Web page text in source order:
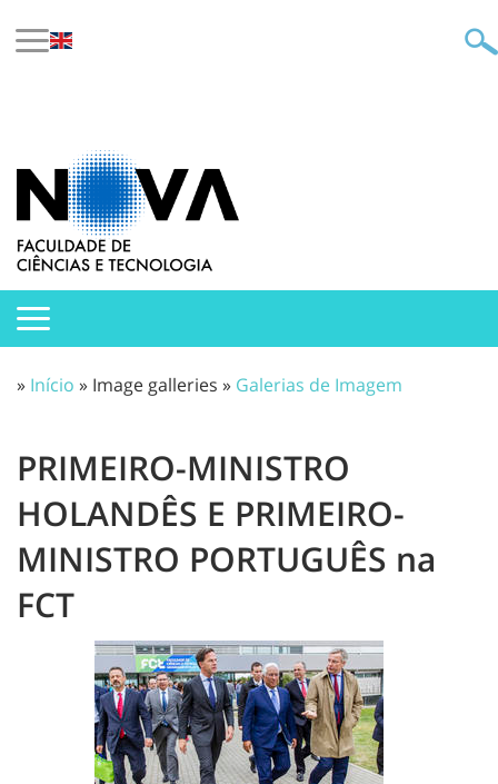
» Início » Image galleries » Galerias de Imagem
PRIMEIRO-MINISTRO
HOLANDÊS E PRIMEIRO-
MINISTRO PORTUGUÊS na
FCT